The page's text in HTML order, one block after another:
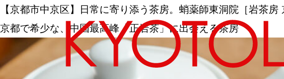
【京都市中京区】日常に寄り添う茶房。蛸薬師東洞院［岩茶
京都で希少な、中国最高峰「正岩茶」に出会える茶房